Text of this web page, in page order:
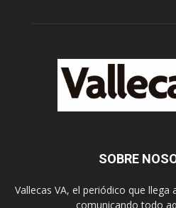
SOBRE
Vallecas VA, el periódico que
comunicando todo